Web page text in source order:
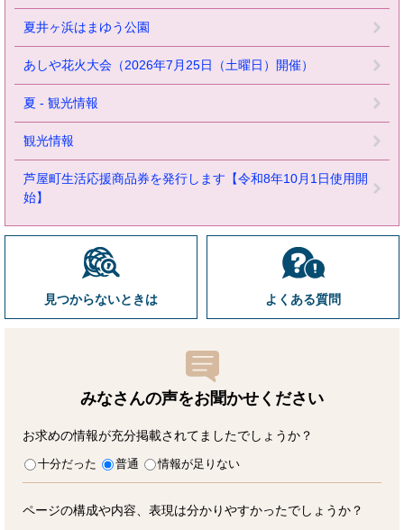
夏井ヶ浜はまゆう公園
あしや花火大会（2026年7月25日（土曜日）開催）
夏 - 観光情報
観光情報
芦屋町生活応援商品券を発行します【令和8年10月1日使用開
始】
見つからないときは よくある質問
みなさんの声をお聞かせ ください
お求めの情報が充分掲載されてましたでしょうか？
十分だった 普通 情報が足りない
ページの構成や内容、表現は分かりやすかったでしょうか？